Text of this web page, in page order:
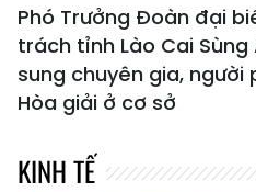
Phó Trưởng Đoàn đại
trách tỉnh Lào Cai Sùng
sung chuyên gia, người
Hòa giải ở cơ sở
KINH TẾ